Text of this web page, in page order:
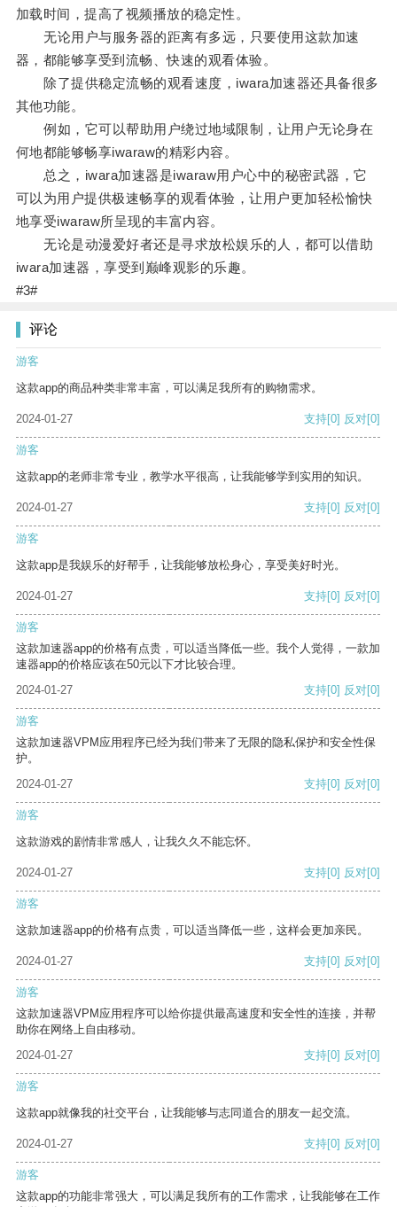
加载时间，提高了视频播放的稳定性。
无论用户与服务器的距离有多远，只要使用这款加速
器，都能够享受到流畅、快速的观看体验。
除了提供稳定流畅的观看速度，iwara加速器还具备很多
其他功能。
例如，它可以帮助用户绕过地域限制，让用户无论身在
何地都能够畅享iwaraw的精彩内容。
总之，iwara加速器是iwaraw用户心中的秘密武器，它
可以为用户提供极速畅享的观看体验，让用户更加轻松愉快
地享受iwaraw所呈现的丰富内容。
无论是动漫爱好者还是寻求放松娱乐的人，都可以借助
iwara加速器，享受到巅峰观影的乐趣。
#3#
评论
游客
这款app的商品种类非常丰富，可以满足我所有的购物需求。
2024-01-27 支持[0] 反对[0]
游客
这款app的老师非常专业，教学水平很高，让我能够学到实用的知识。
2024-01-27 支持[0] 反对[0]
游客
这款app是我娱乐的好帮手，让我能够放松身心，享受美好时光。
2024-01-27 支持[0] 反对[0]
游客
这款加速器app的价格有点贵，可以适当降低一些。我个人觉得，一款加
速器app的价格应该在50元以下才比较合理。
2024-01-27
支持[0] 反对[0]
游客
这款加速器VPM应用程序已经为我们带来了无限的隐私保护和安全性保
护。
2024-01-27
支持[0] 反对[0]
游客
这款游戏的剧情非常感人，让我久久不能忘怀。
2024-01-27 支持[0] 反对[0]
游客
这款加速器app的价格有点贵，可以适当降低一些，这样会更加亲民。
2024-01-27 支持[0] 反对[0]
游客
这款加速器VPM应用程序可以给你提供最高速度和安全性的连接，并帮
助你在网络上自由移动。
2024-01-27
支持[0] 反对[0]
游客
这款app就像我的社交平台，让我能够与志同道合的朋友一起交流。
2024-01-27 支持[0] 反对[0]
游客
这款app的功能非常强大，可以满足我所有的工作需求，让我能够在工作